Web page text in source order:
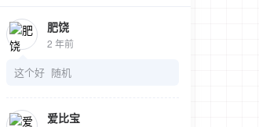
肥饶
2 年前
这个好 随机
爱比宝